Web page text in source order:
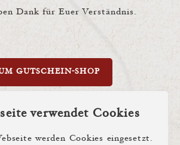
verwendet Cookies
werden Cookies eingesetzt.
Dank für Euer Verständnis.
GUTSCHEIN-SHOP